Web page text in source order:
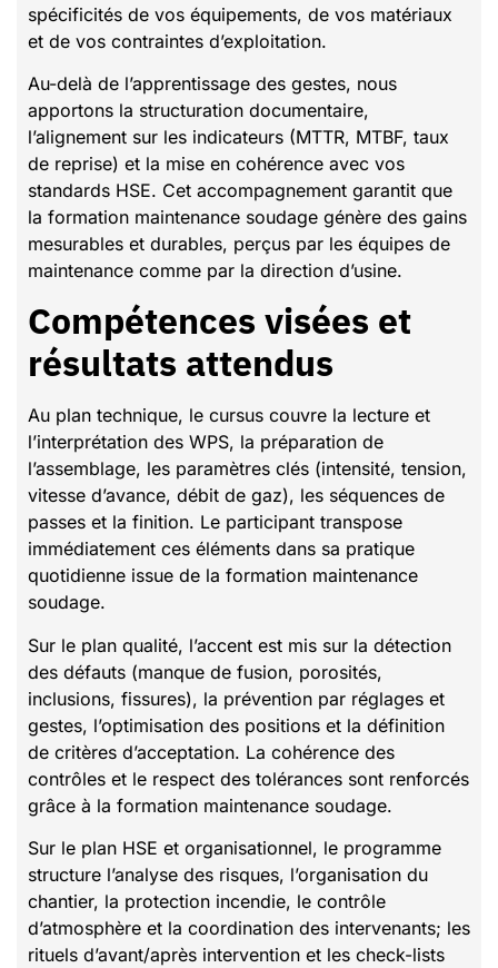
spécificités de vos équipements, de vos matériaux
et de vos contraintes d’exploitation.
Au-delà de l’apprentissage des gestes, nous
apportons la structuration documentaire,
l’alignement sur les indicateurs (MTTR, MTBF, taux
de reprise) et la mise en cohérence avec vos
standards HSE. Cet accompagnement garantit que
la formation maintenance soudage génère des gains
mesurables et durables, perçus par les équipes de
maintenance comme par la direction d’usine.
Compétences visées et
résultats attendus
Au plan technique, le cursus couvre la lecture et
l’interprétation des WPS, la préparation de
l’assemblage, les paramètres clés (intensité, tension,
vitesse d’avance, débit de gaz), les séquences de
passes et la finition. Le participant transpose
immédiatement ces éléments dans sa pratique
quotidienne issue de la formation maintenance
soudage.
Sur le plan qualité, l’accent est mis sur la détection
des défauts (manque de fusion, porosités,
inclusions, fissures), la prévention par réglages et
gestes, l’optimisation des positions et la définition
de critères d’acceptation. La cohérence des
contrôles et le respect des tolérances sont renforcés
grâce à la formation maintenance soudage.
Sur le plan HSE et organisationnel, le programme
structure l’analyse des risques, l’organisation du
chantier, la protection incendie, le contrôle
d’atmosphère et la coordination des intervenants; les
rituels d’avant/après intervention et les check-lists